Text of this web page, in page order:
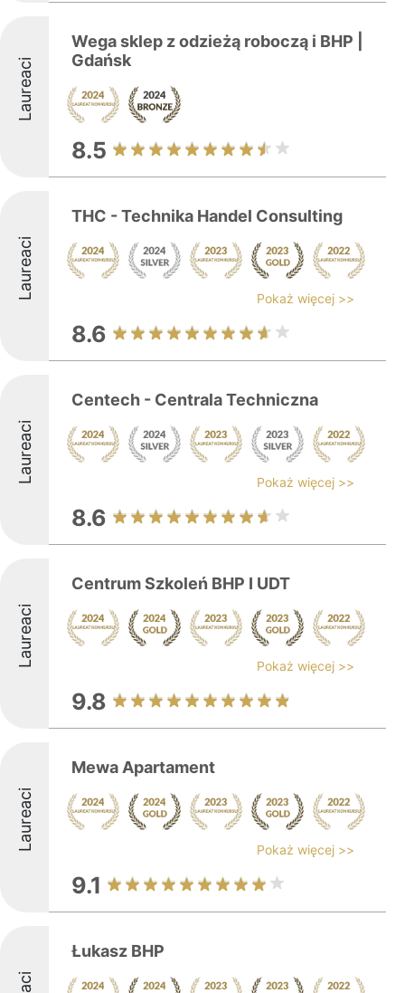
Laureaci
Wega sklep z odzieżą roboczą i BHP |
Gdańsk
8.5
Laureaci
THC - Technika Handel Consulting
Pokaż więcej >>
8.6
Laureaci
Centech - Centrala Techniczna
Pokaż więcej >>
8.6
Laureaci
Centrum Szkoleń BHP I UDT
Pokaż więcej >>
9.8
Laureaci
Mewa Apartament
Pokaż więcej >>
9.1
Łukasz BHP